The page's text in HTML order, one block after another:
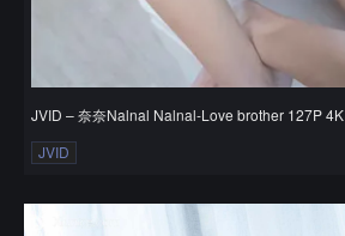
JVID – 奈奈Nalnal Nalnal-Love brother 127P 4K
JVID